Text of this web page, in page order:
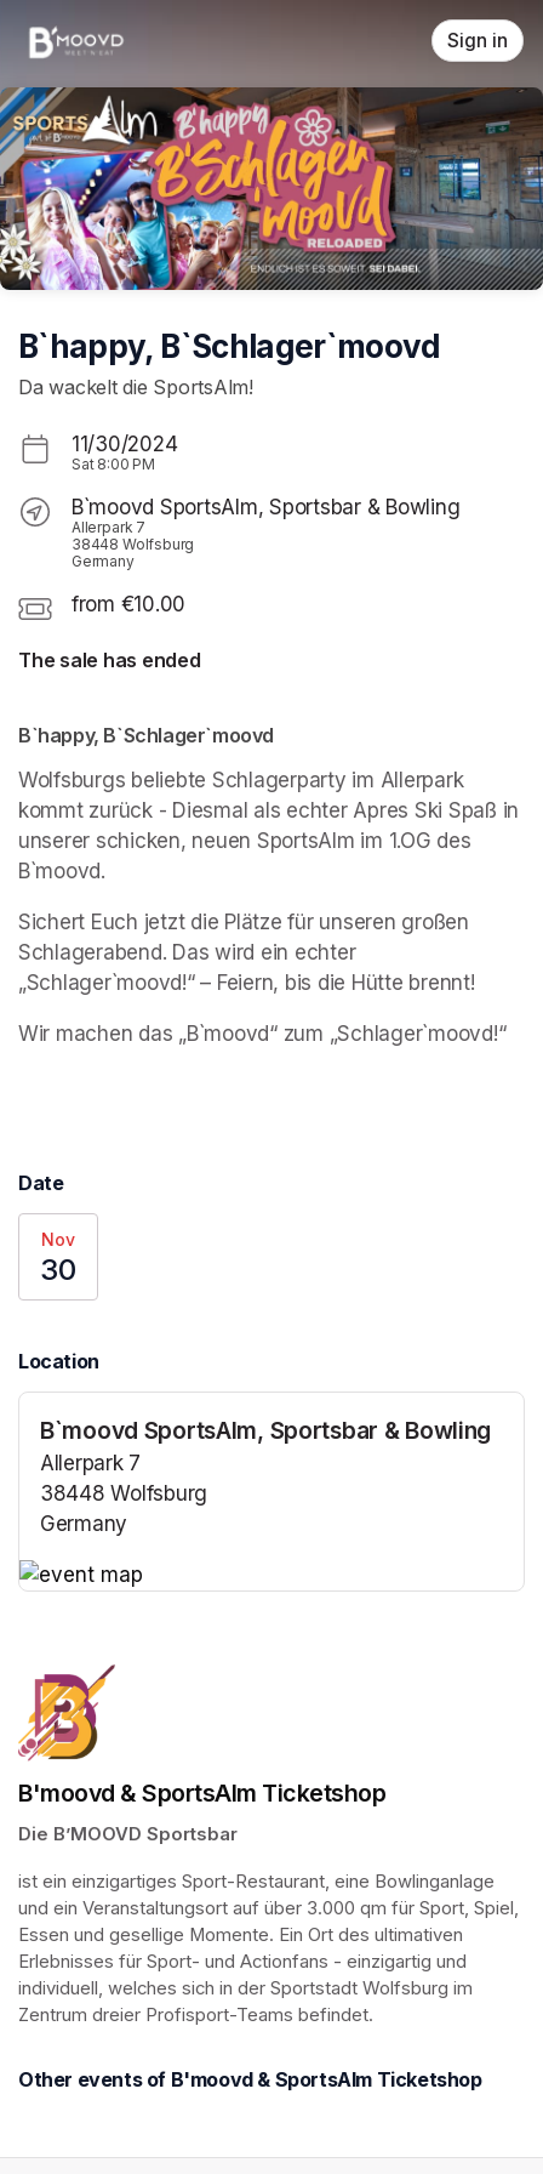
Sign in
B`happy, B`Schlager`moovd
Da wackelt die SportsAlm!
11/30/2024
Sat 8:00 PM
B`moovd SportsAlm, Sportsbar & Bowling
Allerpark 7
38448 Wolfsburg
Germany
from €10.00
The sale has ended
B`happy, B`Schlager`moovd
Wolfsburgs beliebte Schlagerparty im Allerpark
kommt zurück - Diesmal als echter Apres Ski Spaß in
unserer schicken, neuen SportsAlm im 1.OG des
B`moovd.
Sichert Euch jetzt die Plätze für unseren großen
Schlagerabend. Das wird ein echter
„Schlager`moovd!“ – Feiern, bis die Hütte brennt!
Wir machen das „B`moovd“ zum „Schlager`moovd!“
Date
Nov
30
Location
B`moovd SportsAlm, Sportsbar & Bowling
Allerpark 7
38448 Wolfsburg
Germany
B'moovd & SportsAlm Ticketshop
Die B’MOOVD Sportsbar
ist ein einzigartiges Sport-Restaurant, eine Bowlinganlage
und ein Veranstaltungsort auf über 3.000 qm für Sport, Spiel,
Essen und gesellige Momente. Ein Ort des ultimativen
Erlebnisses für Sport- und Actionfans - einzigartig und
individuell, welches sich in der Sportstadt Wolfsburg im
Zentrum dreier Profisport-Teams befindet.
Other events of B'moovd & SportsAlm Ticketshop